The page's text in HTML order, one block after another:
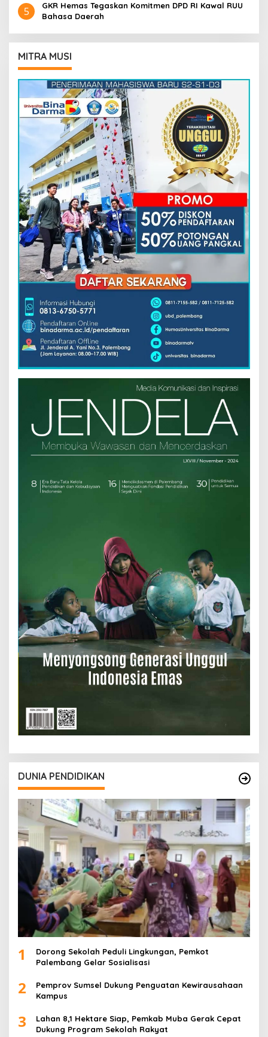
5
GKR Hemas Tegaskan Komitmen DPD RI Kawal RUU
Bahasa Daerah
MITRA MUSI
DUNIA PENDIDIKAN
1
Dorong Sekolah Peduli Lingkungan, Pemkot
Palembang Gelar Sosialisasi
2
Pemprov Sumsel Dukung Penguatan Kewirausahaan
Kampus
3
Lahan 8,1 Hektare Siap, Pemkab Muba Gerak Cepat
Dukung Program Sekolah Rakyat